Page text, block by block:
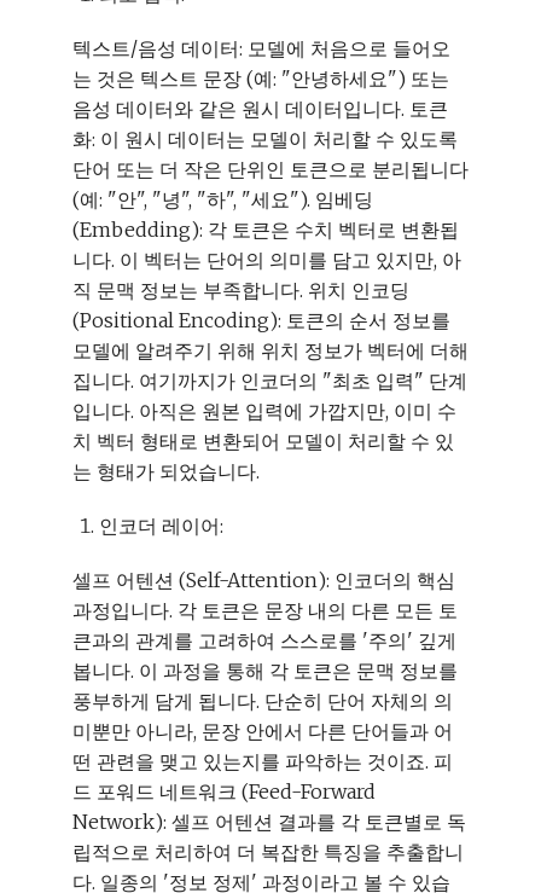
텍스트/음성 데이터: 모델에 처음으로 들어오
는 것은 텍스트 문장 (예: "안녕하세요") 또는
음성 데이터와 같은 원시 데이터입니다. 토큰
화: 이 원시 데이터는 모델이 처리할 수 있도록
단어 또는 더 작은 단위인 토큰으로 분리됩니다
(예: "안", "녕", "하", "세요"). 임베딩
(Embedding): 각 토큰은 수치 벡터로 변환됩
니다. 이 벡터는 단어의 의미를 담고 있지만, 아
직 문맥 정보는 부족합니다. 위치 인코딩
(Positional Encoding): 토큰의 순서 정보를
모델에 알려주기 위해 위치 정보가 벡터에 더해
집니다. 여기까지가 인코더의 "최초 입력" 단계
입니다. 아직은 원본 입력에 가깝지만, 이미 수
치 벡터 형태로 변환되어 모델이 처리할 수 있
는 형태가 되었습니다.
인코더 레이어:
셀프 어텐션 (Self-Attention): 인코더의 핵심
과정입니다. 각 토큰은 문장 내의 다른 모든 토
큰과의 관계를 고려하여 스스로를 '주의' 깊게
봅니다. 이 과정을 통해 각 토큰은 문맥 정보를
풍부하게 담게 됩니다. 단순히 단어 자체의 의
미뿐만 아니라, 문장 안에서 다른 단어들과 어
떤 관련을 맺고 있는지를 파악하는 것이죠. 피
드 포워드 네트워크 (Feed-Forward
Network): 셀프 어텐션 결과를 각 토큰별로 독
립적으로 처리하여 더 복잡한 특징을 추출합니
다. 일종의 '정보 정제' 과정이라고 볼 수 있습